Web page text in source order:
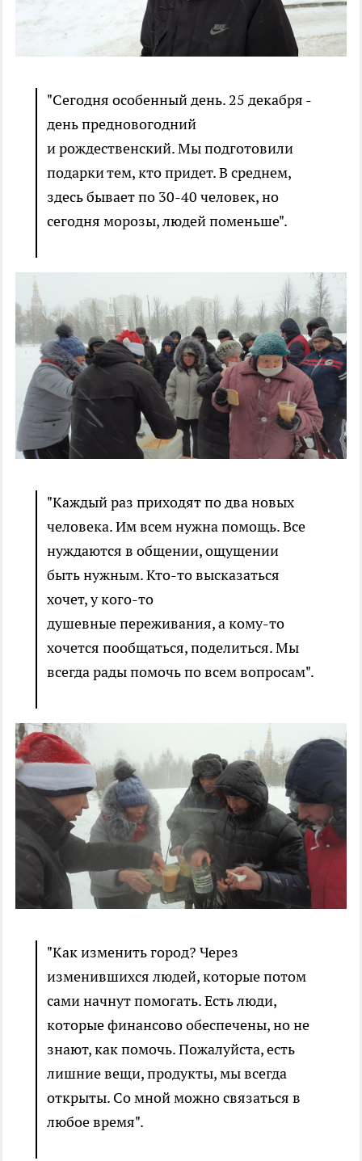
"Сегодня особенный день. 25 декабря -
день предновогодний
и рождественский. Мы подготовили
подарки тем, кто придет. В среднем,
здесь бывает по 30-40 человек, но
сегодня морозы, людей поменьше".
"Каждый раз приходят по два новых
человека. Им всем нужна помощь. Все
нуждаются в общении, ощущении
быть нужным. Кто-то высказаться
хочет, у кого-то
душевные переживания, а кому-то
хочется пообщаться, поделиться. Мы
всегда рады помочь по всем вопросам".
"Как изменить город? Через
изменившихся людей, которые потом
сами начнут помогать. Есть люди,
которые финансово обеспечены, но не
знают, как помочь. Пожалуйста, есть
лишние вещи, продукты, мы всегда
открыты. Со мной можно связаться в
любое время".